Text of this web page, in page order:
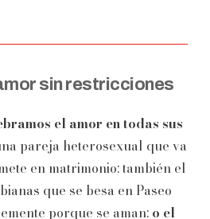
sin restricciones
el amor en todas sus
pareja heterosexual que va
en matrimonio; también el
que se besa en Paseo
porque se aman; o el